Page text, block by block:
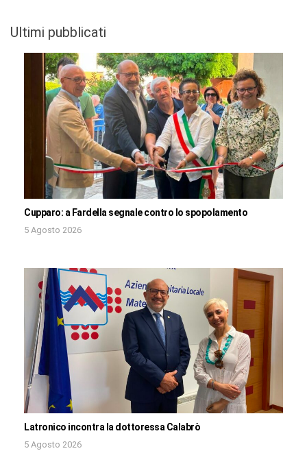
Ultimi pubblicati
Cupparo: a Fardella segnale contro lo spopolamento
5 Agosto 2026
Latronico incontra la dottoressa Calabrò
5 Agosto 2026